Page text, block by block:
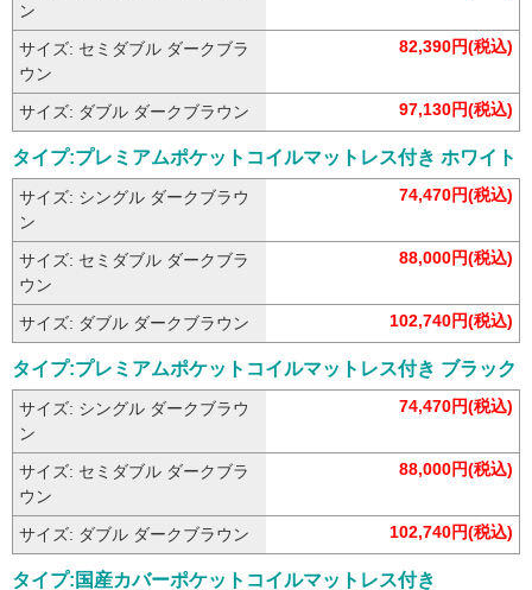
ン
サイズ: セミダブル ダークブラ
ウン
82,390円(税込)
サイズ: ダブル ダークブラウン 97,130円(税込)
タイプ:プレミアムポケットコイルマットレス付き ホワイト
サイズ: シングル ダークブラウ
ン
74,470円(税込)
サイズ: セミダブル ダークブラ
ウン
88,000円(税込)
サイズ: ダブル ダークブラウン 102,740円(税込)
タイプ:プレミアムポケットコイルマットレス付き ブラック
サイズ: シングル ダークブラウ
ン
74,470円(税込)
サイズ: セミダブル ダークブラ
ウン
88,000円(税込)
サイズ: ダブル ダークブラウン 102,740円(税込)
タイプ:国産カバーポケットコイルマットレス付き